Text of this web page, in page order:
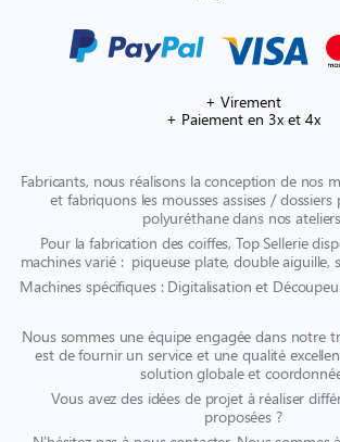
+ Virement
+ Paiement en 3x et 4x
Fabricants, nous réalisons la conception de nos
et fabriquons les mousses assises /
polyuréthane dans nos
Pour la fabrication des coiffes, Top Sellerie
machines varié : piqueuse plate, double aiguille,
Machines spécifiques : Digitalisation et
Nous sommes une équipe engagée dans notre
est de fournir un service et une qualité
solution globale et
Vous avez des idées de projet à réaliser
proposées ?